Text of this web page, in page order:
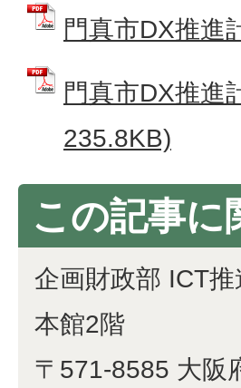
門真市DX推進
門真市DX推進
235.8KB)
この記事に
企画財政部 ICT
本館2階
〒571-8585 大阪